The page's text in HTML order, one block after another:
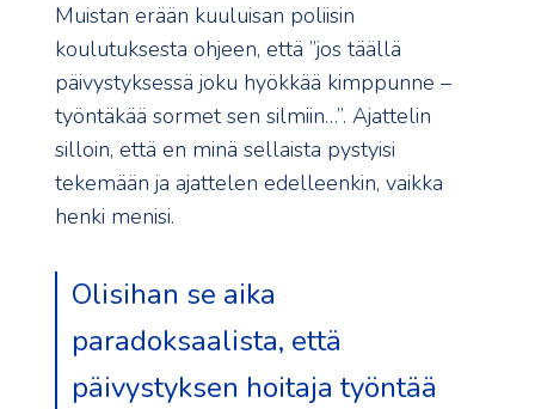
Muistan erään kuuluisan poliisin
koulutuksesta ohjeen, että ”jos täällä
päivystyksessä joku hyökkää kimppunne –
työntäkää sormet sen silmiin…”. Ajattelin
silloin, että en minä sellaista pystyisi
tekemään ja ajattelen edelleenkin, vaikka
henki menisi.
Olisihan se aika
paradoksaalista, että
päivystyksen hoitaja työntää